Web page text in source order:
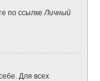
по ссылкеЛичный
Для всех